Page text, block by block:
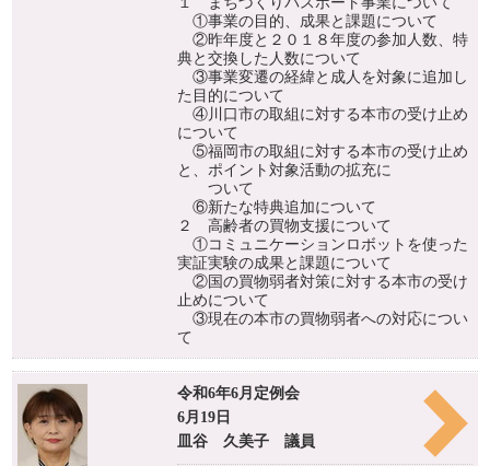
①事業の目的、成果と課題について
②昨年度と２０１８年度の参加人数、特
典と交換した人数について
③事業変遷の経緯と成人を対象に追加し
た目的について
④川口市の取組に対する本市の受け止め
について
⑤福岡市の取組に対する本市の受け止め
と、ポイント対象活動の拡充に
ついて
⑥新たな特典追加について
２ 高齢者の買物支援について
①コミュニケーションロボットを使った
実証実験の成果と課題について
②国の買物弱者対策に対する本市の受け
止めについて
③現在の本市の買物弱者への対応につい
て
令和6年6月定例会
6月19日
皿谷 久美子 議員